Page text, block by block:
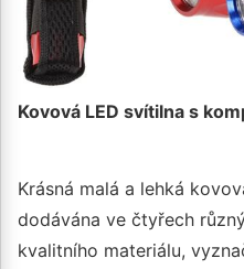
Kovová LED svítilna s
Krásná malá a lehká
dodávána ve čtyřech
kvalitního materiálu,